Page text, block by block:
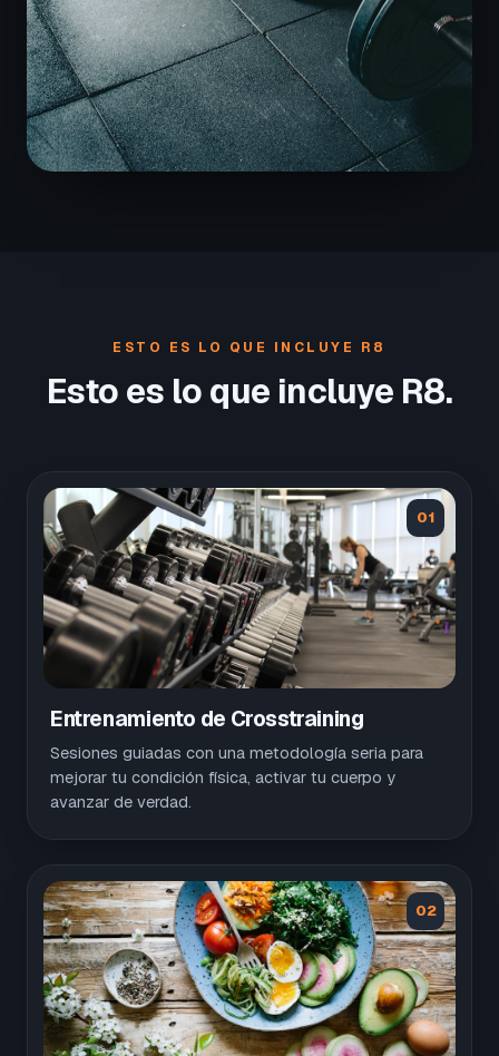
ESTO ES LO QUE INCLUYE R8
Esto es lo que incluye R8.
01
Entrenamiento de Crosstraining
Sesiones guiadas con una metodología seria para
mejorar tu condición física, activar tu cuerpo y
avanzar de verdad.
02